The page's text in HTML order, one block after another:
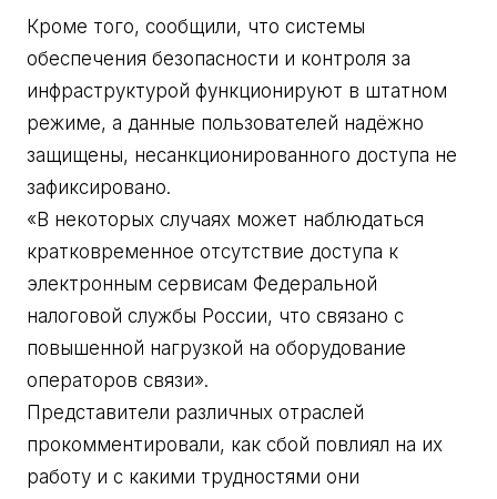
Кроме того, сообщили, что системы
обеспечения безопасности и контроля за
инфраструктурой функционируют в штатном
режиме, а данные пользователей надёжно
защищены, несанкционированного доступа не
зафиксировано.
«В некоторых случаях может наблюдаться
кратковременное отсутствие доступа к
электронным сервисам Федеральной
налоговой службы России, что связано с
повышенной нагрузкой на оборудование
операторов связи».
Представители различных отраслей
прокомментировали, как сбой повлиял на их
работу и с какими трудностями они